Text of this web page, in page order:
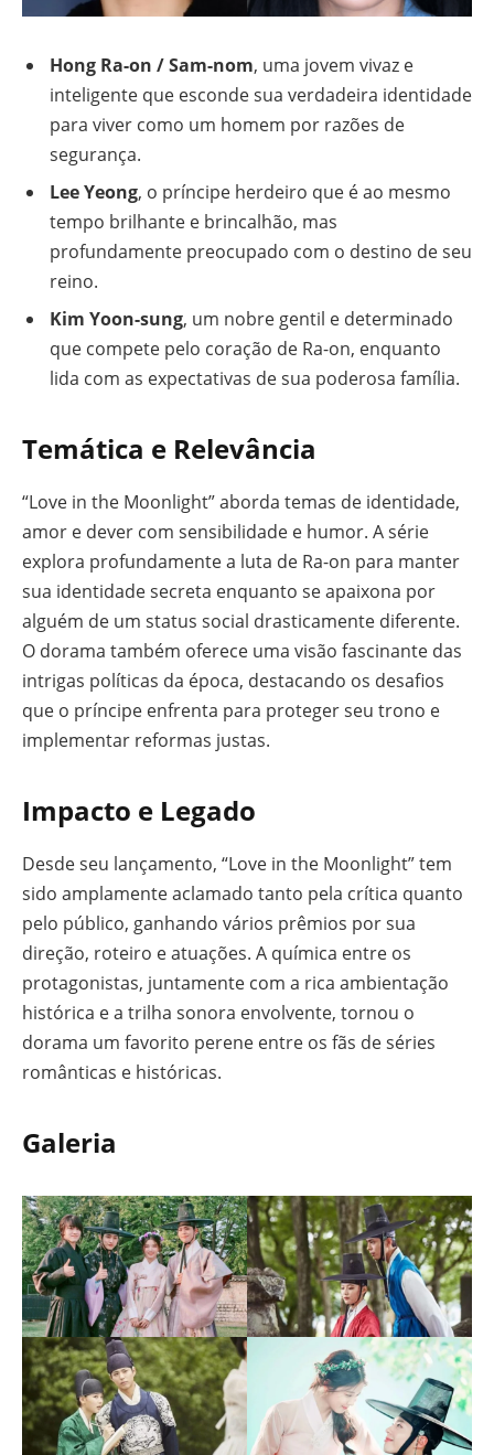
Hong Ra-on / Sam-nom, uma jovem vivaz e
inteligente que esconde sua verdadeira identidade
para viver como um homem por razões de
segurança.
Lee Yeong, o príncipe herdeiro que é ao mesmo
tempo brilhante e brincalhão, mas
profundamente preocupado com o destino de seu
reino.
Kim Yoon-sung, um nobre gentil e determinado
que compete pelo coração de Ra-on, enquanto
lida com as expectativas de sua poderosa família.
Temática e Relevância
“Love in the Moonlight” aborda temas de identidade,
amor e dever com sensibilidade e humor. A série
explora profundamente a luta de Ra-on para manter
sua identidade secreta enquanto se apaixona por
alguém de um status social drasticamente diferente.
O dorama também oferece uma visão fascinante das
intrigas políticas da época, destacando os desafios
que o príncipe enfrenta para proteger seu trono e
implementar reformas justas.
Impacto e Legado
Desde seu lançamento, “Love in the Moonlight” tem
sido amplamente aclamado tanto pela crítica quanto
pelo público, ganhando vários prêmios por sua
direção, roteiro e atuações. A química entre os
protagonistas, juntamente com a rica ambientação
histórica e a trilha sonora envolvente, tornou o
dorama um favorito perene entre os fãs de séries
românticas e históricas.
Galeria